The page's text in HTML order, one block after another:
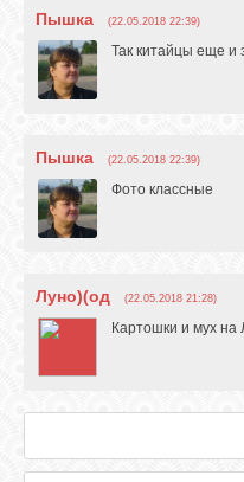
Пышка (22.05.2018 22:39)
Так китайцы еще и
Пышка (22.05.2018 22:39)
Фото классные
Луно)(од (22.05.2018 21:28)
Картошки и мух на